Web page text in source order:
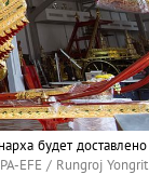
будет доставлено
EFE / Rungroj Yongrit